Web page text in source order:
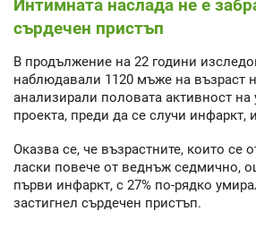
Интимната наслада не е
сърдечен пристъп
В продължение на 22 години
наблюдавали 1120 мъже на възраст
анализирали половата активност на
проекта, преди да се случи инфаркт,
Оказва се, че възрастните, които се
ласки повече от веднъж седмично,
първи инфаркт, с 27% по-рядко
застигнел сърдечен пристъп.